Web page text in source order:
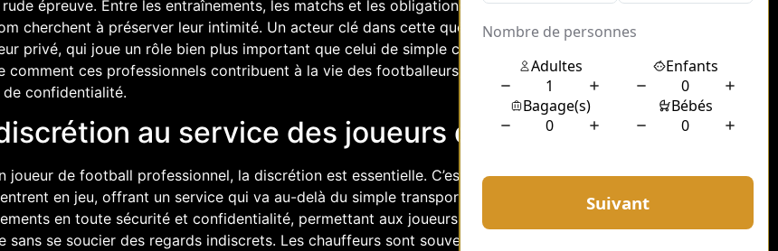
rude épreuve. Entre les entraînements, les matchs et les obligations médiatiques, ces athlètes
cherchent à préserver leur intimité. Un acteur clé dans cette quête de discrétion est le
privé, qui joue un rôle bien plus important que celui de simple conducteur. Cet article
comment ces professionnels contribuent à la vie des footballeurs, tout en respectant leur
de confidentialité.
au service des joueurs de football
joueur de football professionnel, la discrétion est essentielle. C’est là que les chauffeurs
en jeu, offrant un service qui va au-delà du simple transport. Ils assurent des
en toute sécurité et confidentialité, permettant aux joueurs de se concentrer sur leur
sans se soucier des regards indiscrets. Les chauffeurs sont souvent tenus à des clauses de